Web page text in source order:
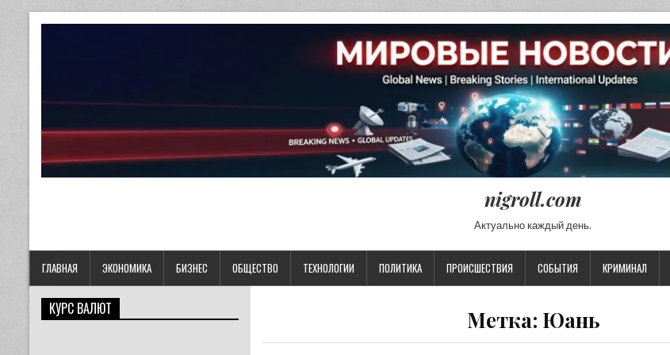
nigroll.com
Актуально каждый день.
ГЛАВНАЯ ЭКОНОМИКА БИЗНЕС ОБЩЕСТВО ТЕХНОЛОГИИ ПОЛИТИКА ПРОИСШЕСТВИЯ СОБЫТИЯ КРИМИНАЛ
Метка: Юань
КУРС ВАЛЮТ